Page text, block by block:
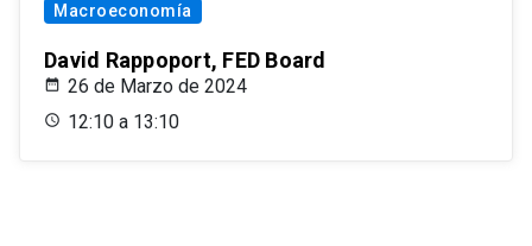
Macroeconomía
David Rappoport, FED Board
26 de Marzo de 2024
12:10 a 13:10